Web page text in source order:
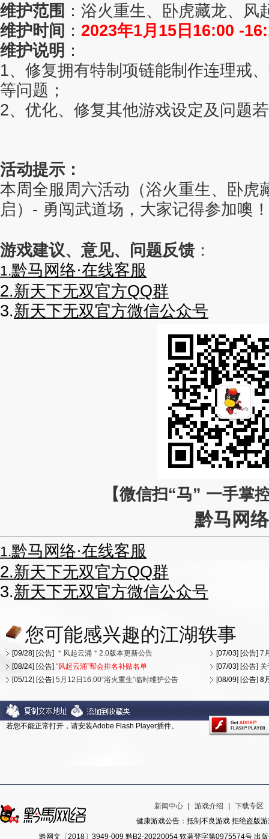
维护范围 ：浴火重生、卧虎藏龙、风
维护时间 ： 2023年1月15日16:00 -
维护说明 ：
1、修复拥有特制项链能制作连理戒
等问题 ；
2、优化、修复其他游戏设定及问题
活动提示：
本周全服周六活动（浴火重生、卧虎
启）- 勇闯武道场 ， 大家记得参加噢！
游戏建议、意见、问题反馈：
1.黔马网络·在线客服
2.新天下无双官方QQ群
3.新天下无双官方微信公众号
【微信扫“马” 一手掌
黔马网
1.黔马网络·在线客服
2.新天下无双官方QQ群
3.新天下无双官方微信公众号
您可能感兴趣的江湖轶事
[09/28] [公告] ＂风起云涌＂2.0版本更新公告 [07/03] [公告] 7
[08/24] [公告] “风起云涌”帮会排名补贴名单 [07/03] [公告]
[05/12] [公告] 5月12日16:00“浴火重生”临时维护公告 [08/09] [公告] 8
若您不能正常打开，请安装Adobe Flash Player插件。
新闻中心 游戏介绍 下载专区
健康游戏公告：抵制不良游戏 拒绝盗版
黔网文〔2018〕3949-009 黔B2-20220054 软著登字第0975574号 出